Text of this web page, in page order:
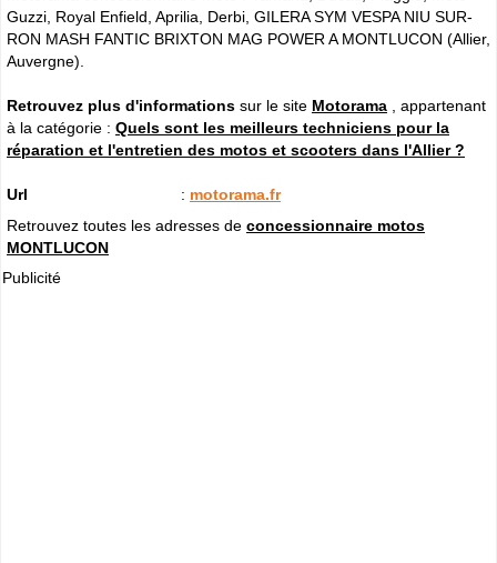
Guzzi, Royal Enfield, Aprilia, Derbi, GILERA SYM VESPA NIU SUR-
RON MASH FANTIC BRIXTON MAG POWER A MONTLUCON (Allier,
Auvergne).
Retrouvez plus d'informations sur le site Motorama , appartenant
à la catégorie : Quels sont les meilleurs techniciens pour la
réparation et l'entretien des motos et scooters dans l'Allier ?
Url : motorama.fr
Retrouvez toutes les adresses de concessionnaire motos
MONTLUCON
Publicité